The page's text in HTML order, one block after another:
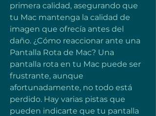
primera calidad, asegurando que
tu Mac mantenga la calidad de
imagen que ofrecía antes del
daño. ¿Cómo reaccionar ante una
Pantalla Rota de Mac? Una
pantalla rota en tu Mac puede ser
frustrante, aunque
afortunadamente, no todo está
perdido. Hay varias pistas que
pueden indicarte que tu pantalla